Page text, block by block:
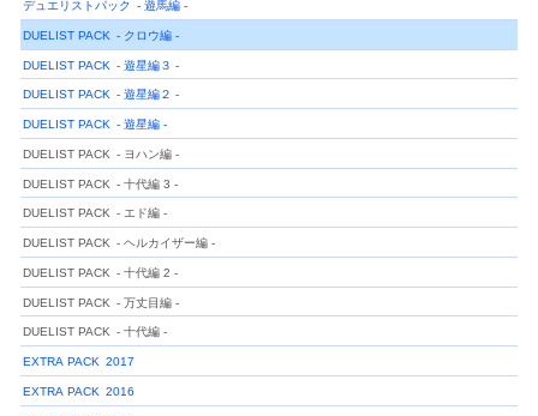
デュエリストパック - 遊馬編 -
DUELIST PACK - クロウ編 -
DUELIST PACK - 遊星編３ -
DUELIST PACK - 遊星編２ -
DUELIST PACK - 遊星編 -
DUELIST PACK - ヨハン編 -
DUELIST PACK - 十代編 3 -
DUELIST PACK - エド編 -
DUELIST PACK - ヘルカイザー編 -
DUELIST PACK - 十代編 2 -
DUELIST PACK - 万丈目編 -
DUELIST PACK - 十代編 -
EXTRA PACK 2017
EXTRA PACK 2016